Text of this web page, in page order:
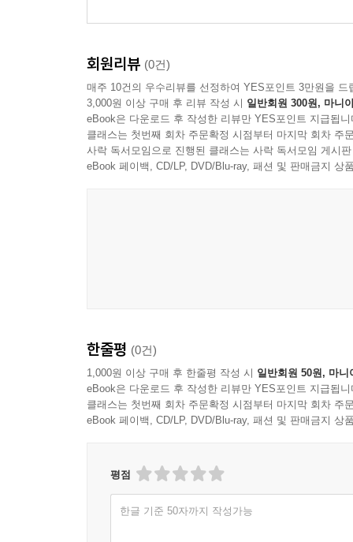
회원리뷰 (0건)
매주 10건의 우수리뷰를 선정하여 YES포인트 3만원을 드
3,000원 이상 구매 후 리뷰 작성 시 일반회원 300원, 마니
eBook은 다운로드 후 작성한 리뷰만 YES포인트 지급됩니
클래스는 첫번째 회차 주문확정 시점부터 마지막 회차 주
사락 독서모임으로 진행된 클래스는 사락 독서모임 게시
eBook 페이백, CD/LP, DVD/Blu-ray, 패션 및 판매금지 상
한줄평 (0건)
1,000원 이상 구매 후 한줄평 작성 시 일반회원 50원, 마니
eBook은 다운로드 후 작성한 리뷰만 YES포인트 지급됩니
클래스는 첫번째 회차 주문확정 시점부터 마지막 회차 주
eBook 페이백, CD/LP, DVD/Blu-ray, 패션 및 판매금지 상
평점
한글 기준 50자까지 작성가능